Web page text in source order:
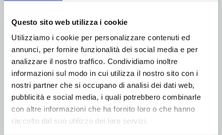
Questo sito web utilizza i cookie
Utilizziamo i cookie per personalizzare contenuti ed
annunci, per fornire funzionalità dei social media e per
analizzare il nostro traffico. Condividiamo inoltre
informazioni sul modo in cui utilizza il nostro sito con i
nostri partner che si occupano di analisi dei dati web,
pubblicità e social media, i quali potrebbero combinarle
con altre informazioni che ha fornito loro o che hanno
raccolto dal suo utilizzo dei loro servizi.
ADV